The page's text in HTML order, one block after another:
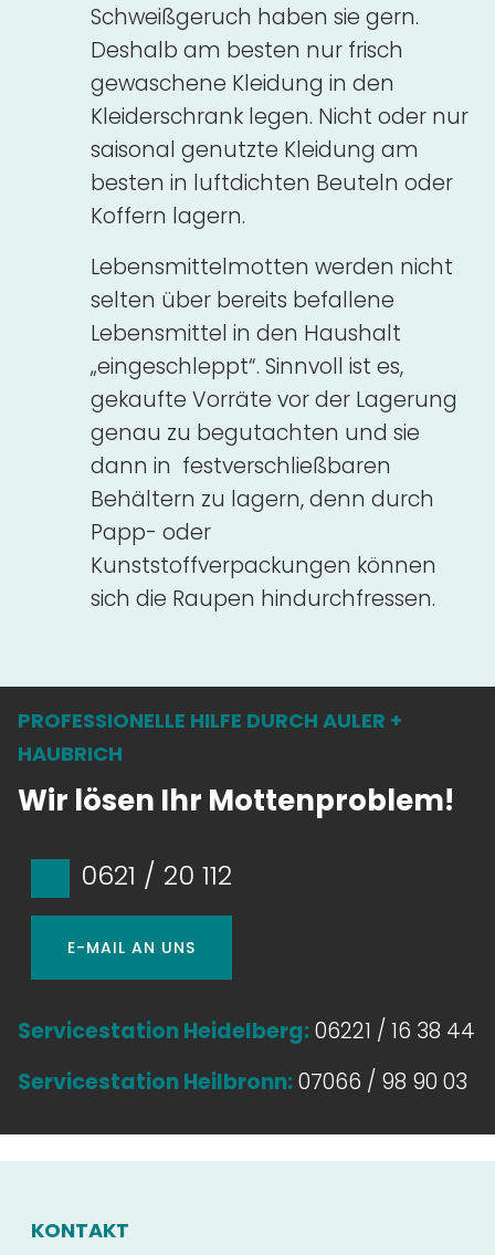
Schweißgeruch haben sie gern.
Deshalb am besten nur frisch
gewaschene Kleidung in den
Kleiderschrank legen. Nicht oder nur
saisonal genutzte Kleidung am
besten in luftdichten Beuteln oder
Koffern lagern.
Lebensmittelmotten werden nicht
selten über bereits befallene
Lebensmittel in den Haushalt
„eingeschleppt“. Sinnvoll ist es,
gekaufte Vorräte vor der Lagerung
genau zu begutachten und sie
dann in festverschließbaren
Behältern zu lagern, denn durch
Papp- oder
Kunststoffverpackungen können
sich die Raupen hindurchfressen.
PROFESSIONELLE HILFE DURCH AULER +
HAUBRICH
Wir lösen Ihr Mottenproblem!
0621 / 20 112
E-MAIL AN UNS
Servicestation Heidelberg: 06221 / 16 38 44
Servicestation Heilbronn: 07066 / 98 90 03
KONTAKT